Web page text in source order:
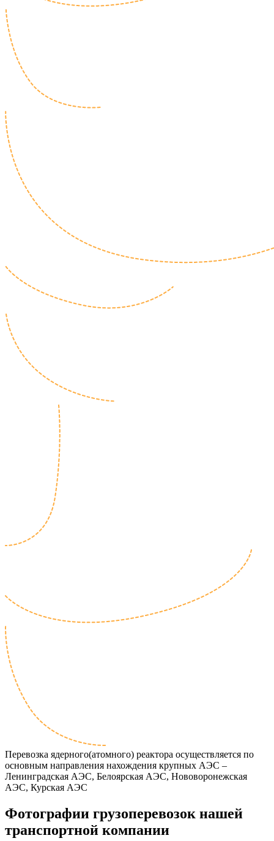
Перевозка ядерного(атомного) реактора осуществляется по
основным направления нахождения крупных АЭС –
Ленинградская АЭС, Белоярская АЭС, Нововоронежская
АЭС, Курская АЭС
Фотографии грузоперевозок нашей
транспортной компании